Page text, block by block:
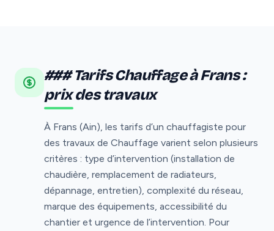
### Tarifs Chauffage à Frans :
prix des travaux
À Frans (Ain), les tarifs d’un chauffagiste pour
des travaux de Chauffage varient selon plusieurs
critères : type d’intervention (installation de
chaudière, remplacement de radiateurs,
dépannage, entretien), complexité du réseau,
marque des équipements, accessibilité du
chantier et urgence de l’intervention. Pour